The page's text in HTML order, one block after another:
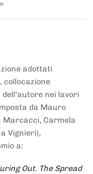
adottati
collocazione
nei lavori
da Mauro
Marcacci, Carmela
Vignieri),
a:
Out. The Spread